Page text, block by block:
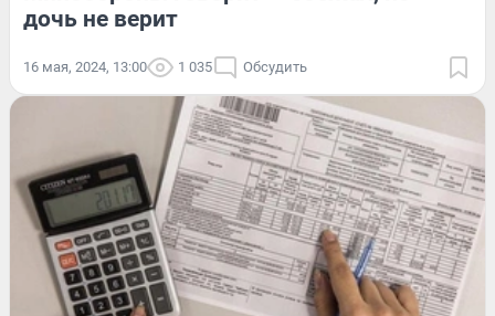
дочь не верит
16 мая, 2024, 13:00 1 035 Обсудить